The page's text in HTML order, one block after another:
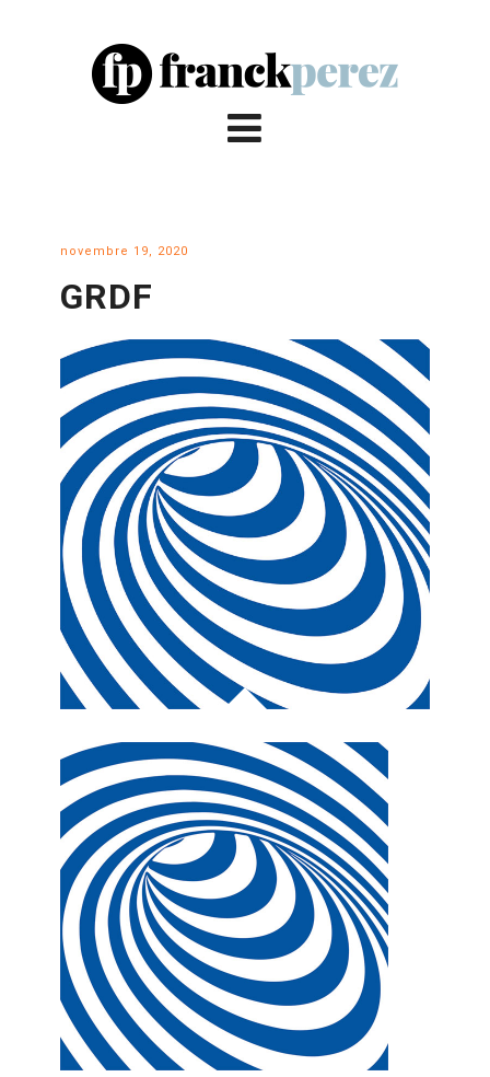
novembre 19, 2020
GRDF